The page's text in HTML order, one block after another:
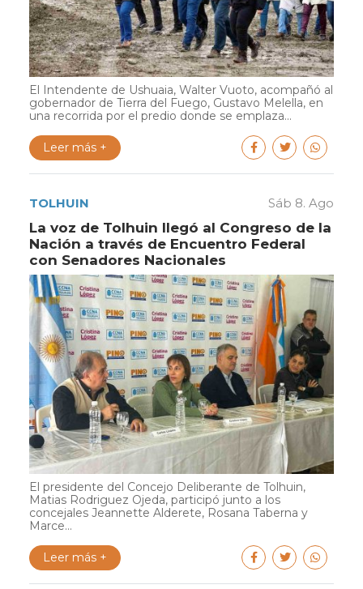
El Intendente de Ushuaia, Walter Vuoto, acompañó al
gobernador de Tierra del Fuego, Gustavo Melella, en
una recorrida por el predio donde se emplaza...
Leer más +
TOLHUIN Sáb 8. Ago
La voz de Tolhuin llegó al Congreso de la
Nación a través de Encuentro Federal
con Senadores Nacionales
El presidente del Concejo Deliberante de Tolhuin,
Matias Rodriguez Ojeda, participó junto a los
concejales Jeannette Alderete, Rosana Taberna y
Marce...
Leer más +